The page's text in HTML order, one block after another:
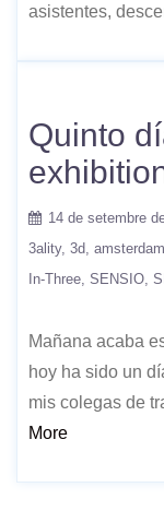
asistentes,
Quinto
14 de setembre
3ality 3d amsterdam
In-Three SENSIO
Mañana acaba
hoy ha sido un
mis colegas de
More